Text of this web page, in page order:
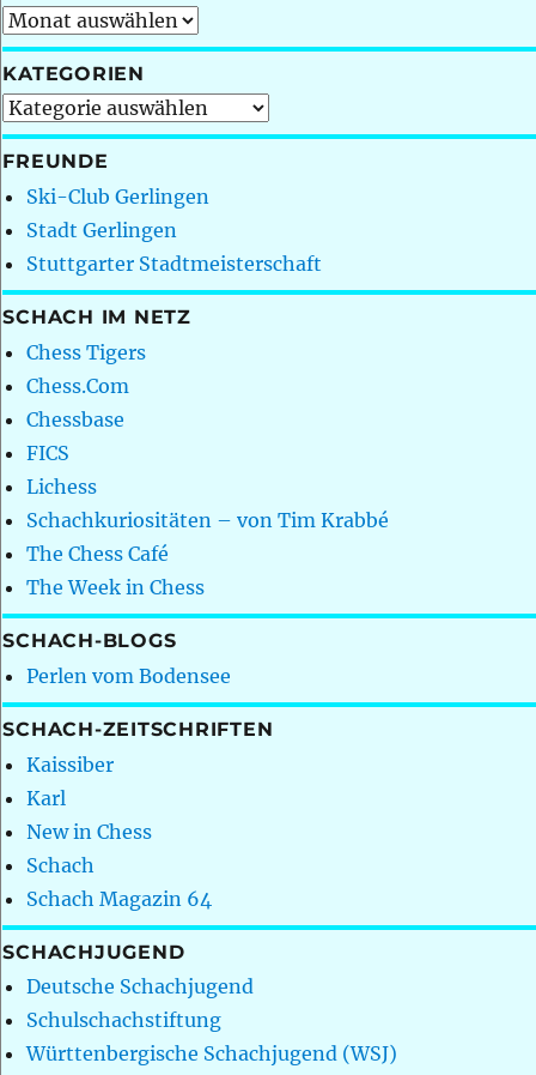
Archiv
KATEGORIEN
Kategorien
FREUNDE
Ski-Club Gerlingen
Stadt Gerlingen
Stuttgarter Stadtmeisterschaft
SCHACH IM NETZ
Chess Tigers
Chess.Com
Chessbase
FICS
Lichess
Schachkuriositäten – von Tim Krabbé
The Chess Café
The Week in Chess
SCHACH-BLOGS
Perlen vom Bodensee
SCHACH-ZEITSCHRIFTEN
Kaissiber
Karl
New in Chess
Schach
Schach Magazin 64
SCHACHJUGEND
Deutsche Schachjugend
Schulschachstiftung
Württenbergische Schachjugend (WSJ)